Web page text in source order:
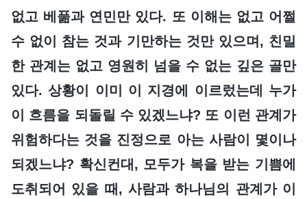
없고 베풂과 연민만 있다. 또 이해는 없고 어쩔
수 없이 참는 것과 기만하는 것만 있으며, 친밀
한 관계는 없고 영원히 넘을 수 없는 깊은 골만
있다. 상황이 이미 이 지경에 이르렀는데 누가
이 흐름을 되돌릴 수 있겠느냐? 또 이런 관계가
위험하다는 것을 진정으로 아는 사람이 몇이나
되겠느냐? 확신컨대, 모두가 복을 받는 기쁨에
도취되어 있을 때, 사람과 하나님의 관계가 이